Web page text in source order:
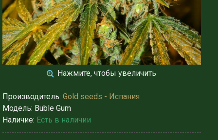
Нажмите, чтобы увеличить
Производитель: Gold seeds - Испания
Модель: Buble Gum
Наличие: Есть в наличии